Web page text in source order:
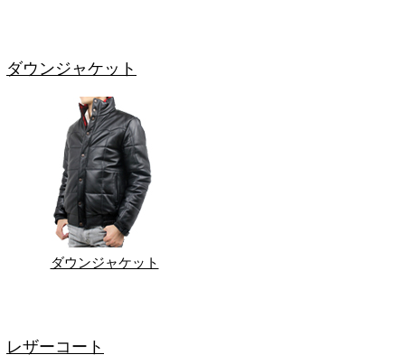
ダウンジャケット
ダウンジャケット
レザーコート